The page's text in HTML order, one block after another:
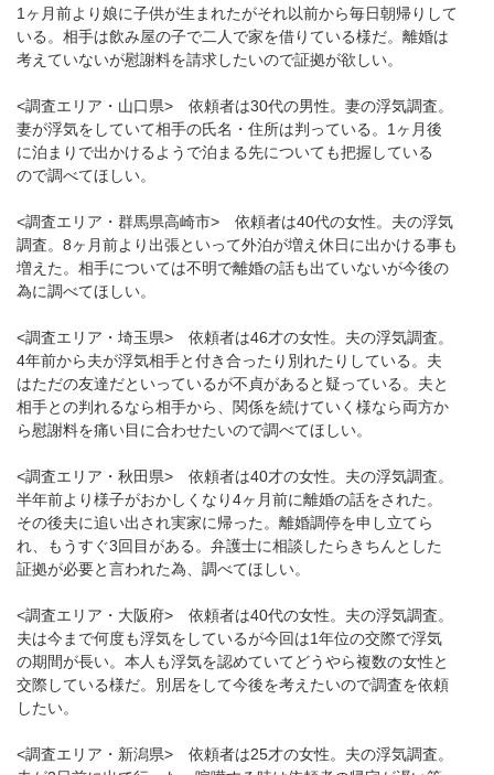
1ヶ月前より娘に子供が生まれたがそれ以前から毎日朝帰りして
いる。相手は飲み屋の子で二人で家を借りている様だ。離婚は
考えていないが慰謝料を請求したいので証拠が欲しい。
<調査エリア・山口県> 依頼者は30代の男性。妻の浮気調査。
妻が浮気をしていて相手の氏名・住所は判っている。1ヶ月後
に泊まりで出かけるようで泊まる先についても把握している
ので調べてほしい。
<調査エリア・群馬県高崎市> 依頼者は40代の女性。夫の浮気
調査。8ヶ月前より出張といって外泊が増え休日に出かける事も
増えた。相手については不明で離婚の話も出ていないが今後の
為に調べてほしい。
<調査エリア・埼玉県> 依頼者は46才の女性。夫の浮気調査。
4年前から夫が浮気相手と付き合ったり別れたりしている。夫
はただの友達だといっているが不貞があると疑っている。夫と
相手との判れるなら相手から、関係を続けていく様なら両方か
ら慰謝料を痛い目に合わせたいので調べてほしい。
<調査エリア・秋田県> 依頼者は40才の女性。夫の浮気調査。
半年前より様子がおかしくなり4ヶ月前に離婚の話をされた。
その後夫に追い出され実家に帰った。離婚調停を申し立てら
れ、もうすぐ3回目がある。弁護士に相談したらきちんとした
証拠が必要と言われた為、調べてほしい。
<調査エリア・大阪府> 依頼者は40代の女性。夫の浮気調査。
夫は今まで何度も浮気をしているが今回は1年位の交際で浮気
の期間が長い。本人も浮気を認めていてどうやら複数の女性と
交際している様だ。別居をして今後を考えたいので調査を依頼
したい。
<調査エリア・新潟県> 依頼者は25才の女性。夫の浮気調査。